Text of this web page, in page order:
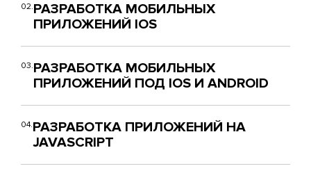
02.РАЗРАБОТКА МОБИЛЬНЫХ
ПРИЛОЖЕНИЙ IOS
03.РАЗРАБОТКА МОБИЛЬНЫХ
ПРИЛОЖЕНИЙ ПОД IOS И ANDROID
04.РАЗРАБОТКА ПРИЛОЖЕНИЙ НА
JAVASCRIPT